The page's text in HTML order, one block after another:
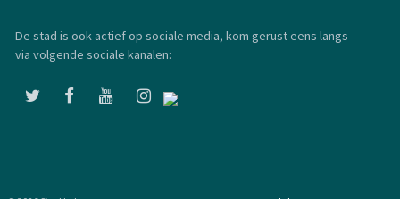
De stad is ook actief op sociale media, kom gerust eens langs
via volgende sociale kanalen: